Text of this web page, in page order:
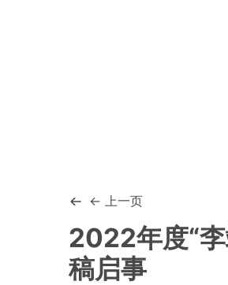
← 上一页
2022年度“
稿启事